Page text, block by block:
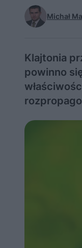
Michał
Klajtonia
powinno